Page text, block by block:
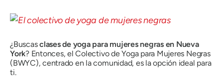
¿Buscasclases de yoga para mujeres negras en Nueva
York? Entonces, el Colectivo de Yoga para Mujeres Negras
(BWYC), centrado en la comunidad, es la opción ideal para
ti.